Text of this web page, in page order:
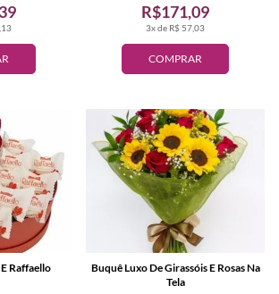
COMPRAR
3x de R$ 57,03
R$171,09
Raffaello
Buquê Luxo De Girassóis E Rosas Na
Tela